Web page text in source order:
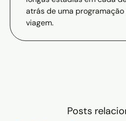
atrás de uma
viagem.
Posts